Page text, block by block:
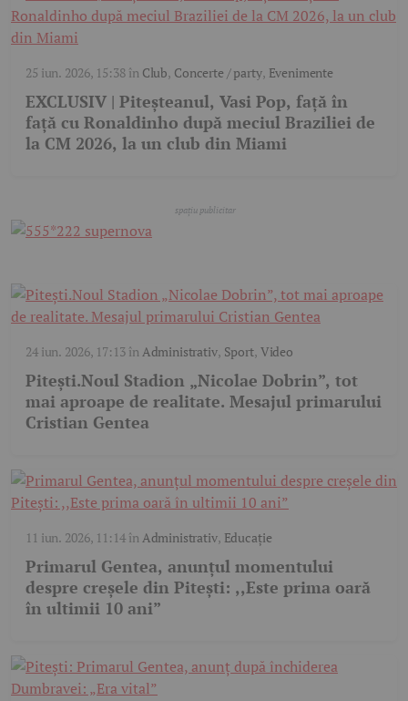
25 iun. 2026, 15:38în Club, Concerte / party, Evenimente
EXCLUSIV | Piteșteanul, Vasi Pop, față în
față cu Ronaldinho după meciul Braziliei de
la CM 2026, la un club din Miami
24 iun. 2026, 17:13înAdministrativ, Sport, Video
Pitești.Noul Stadion „Nicolae Dobrin”, tot
mai aproape de realitate. Mesajul primarului
Cristian Gentea
11 iun. 2026, 11:14înAdministrativ, Educație
Primarul Gentea, anunțul momentului
despre creșele din Pitești: ,,Este prima oară
în ultimii 10 ani”